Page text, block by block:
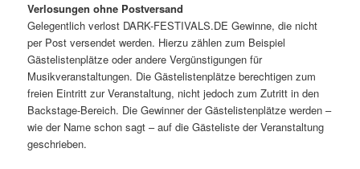
Verlosungen ohne Postversand
Gelegentlich verlost DARK-FESTIVALS.DE Gewinne, die nicht
per Post versendet werden. Hierzu zählen zum Beispiel
Gästelistenplätze oder andere Vergünstigungen für
Musikveranstaltungen. Die Gästelistenplätze berechtigen zum
freien Eintritt zur Veranstaltung, nicht jedoch zum Zutritt in den
Backstage-Bereich. Die Gewinner der Gästelistenplätze werden –
wie der Name schon sagt – auf die Gästeliste der Veranstaltung
geschrieben.